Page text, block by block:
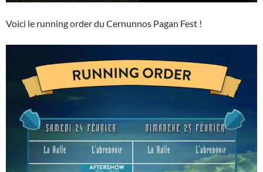
Voici le running order du Cernunnos Pagan Fest !